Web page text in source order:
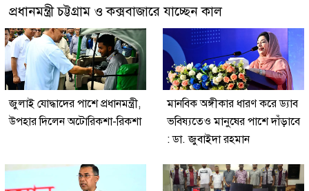
প্রধানমন্ত্রী চট্টগ্রাম ও কক্সবাজারে যাচ্ছেন কাল
জুলাই যোদ্ধাদের পাশে প্রধানমন্ত্রী,
উপহার দিলেন অটোরিকশা-রিকশা
মানবিক অঙ্গীকার ধারণ করে ড্যাব
ভবিষ্যতেও মানুষের পাশে দাঁড়াবে
: ডা. জুবাইদা রহমান